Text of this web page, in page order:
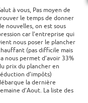
à vous, Pas moyen de
le temps de donner
nouvelles, on est sous
car l’entreprise qui
nous poser le plancher
(pas difficile mais
nous permet d’avoir 33%
prix du plancher en
d’impôts)
la dernière
d’Aout. La liste des